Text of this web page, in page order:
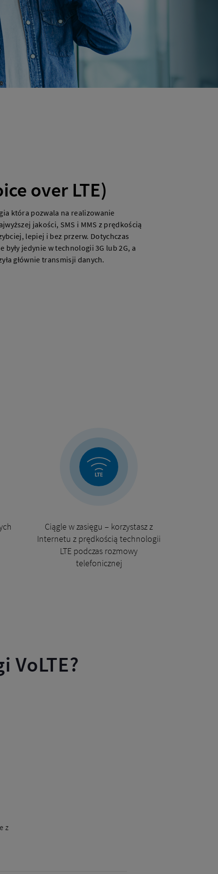
over LTE)
która pozwala na realizowanie
jakości, SMS i MMS z prędkością
lepiej i bez przerw. Dotychczas
były jedynie w technologii 3G lub 2G, a
głównie transmisji danych.
Ciągle w zasięgu – korzystasz z
Internetu z prędkością technologii
LTE podczas rozmowy
telefonicznej
VoLTE?
z